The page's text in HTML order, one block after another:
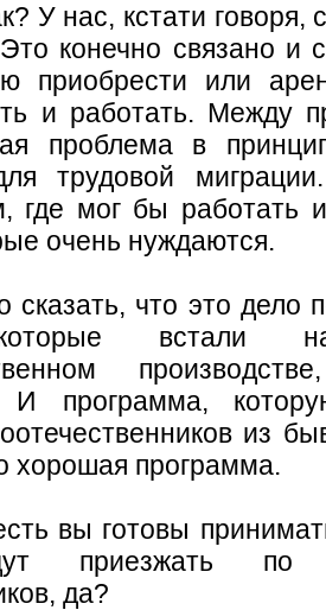
У нас, кстати
конечно связано и
приобрести или
и работать. Между
проблема в
трудовой
где мог бы работать
очень нуждаются.
сказать, что это дело
которые
И программа,
из
хорошая программа.
вы готовы
приезжать по
да?